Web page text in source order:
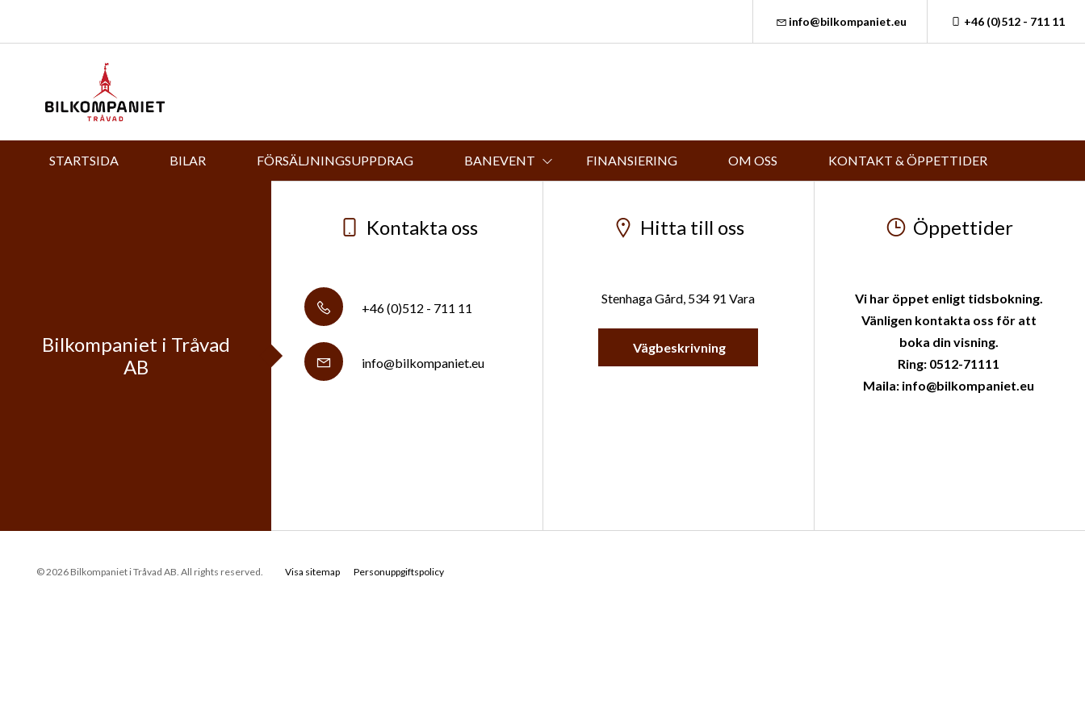
info@bilkompaniet.eu +46 (0)512 - 711 11
STARTSIDA BILAR FÖRSÄLJNINGSUPPDRAG BANEVENT FINANSIERING OM OSS KONTAKT & ÖPPETTIDER
Bilkompaniet i Tråvad
AB
Kontakta oss
+46 (0)512 - 711 11
info@bilkompaniet.eu
Hitta till oss
Stenhaga Gård, 534 91 Vara
Vägbeskrivning
Öppettider
Vi har öppet enligt tidsbokning.
Vänligen kontakta oss för att
boka din visning.
Ring: 0512-71111
Maila: info@bilkompaniet.eu
© 2026 Bilkompaniet i Tråvad AB. All rights reserved. Visa sitemap Personuppgiftspolicy